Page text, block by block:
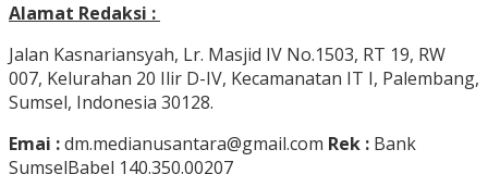
Alamat Redaksi :
Jalan Kasnariansyah, Lr. Masjid IV No.1503, RT 19, RW
007, Kelurahan 20 Ilir D-IV, Kecamanatan IT I, Palembang,
Sumsel, Indonesia 30128.
Emai :dm.medianusantara@gmail.com Rek : Bank
SumselBabel 140.350.00207